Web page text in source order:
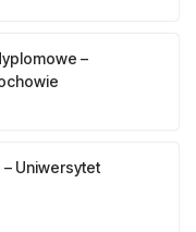
–
Uniwersytet